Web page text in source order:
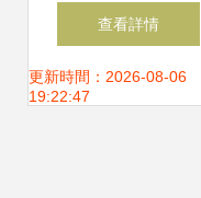
目表 專業、透明、
價值導向
查看詳情
更新時間：2026-08-06
19:22:47